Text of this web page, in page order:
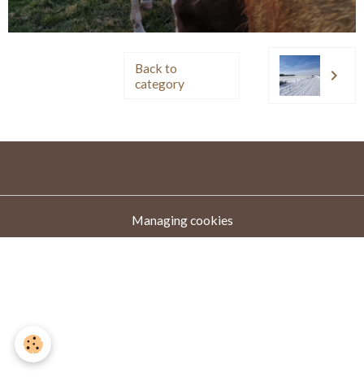
Back to
category
Managing cookies